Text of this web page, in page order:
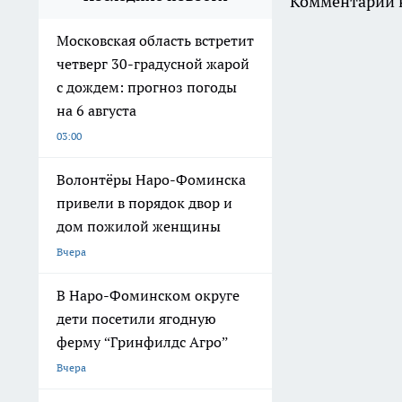
Московская область встретит
четверг 30-градусной жарой
с дождем: прогноз погоды
на 6 августа
03:00
Волонтёры Наро-Фоминска
привели в порядок двор и
дом пожилой женщины
Вчера
В Наро-Фоминском округе
дети посетили ягодную
ферму “Гринфилдс Агро”
Вчера